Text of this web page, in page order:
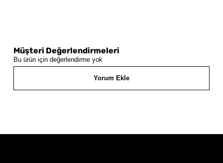
Müşteri Değerlendirmeleri
Bu ürün için değerlendirme yok
Yorum Ekle